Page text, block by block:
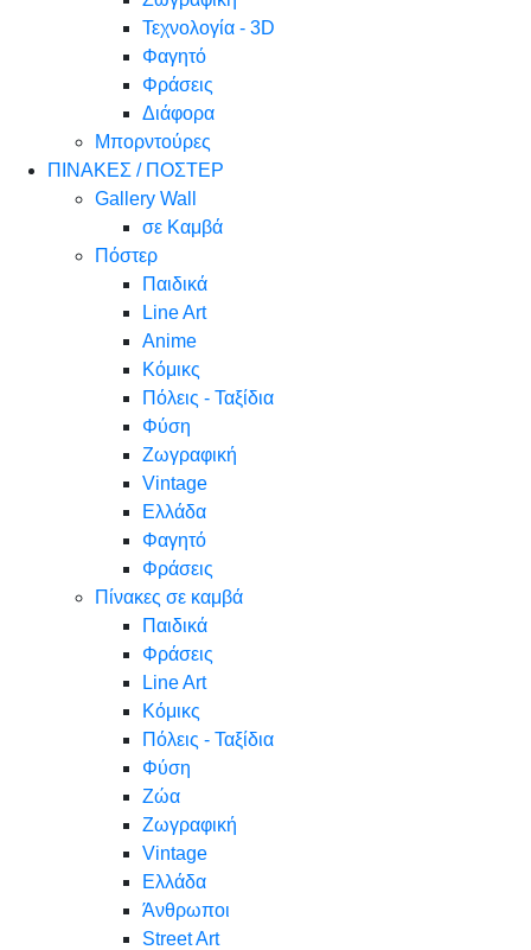
Τεχνολογία - 3D
Φαγητό
Φράσεις
Διάφορα
Μπορντούρες
ΠΙΝΑΚΕΣ / ΠΟΣΤΕΡ
Gallery Wall
σε Καμβά
Πόστερ
Παιδικά
Line Art
Anime
Κόμικς
Πόλεις - Ταξίδια
Φύση
Ζωγραφική
Vintage
Ελλάδα
Φαγητό
Φράσεις
Πίνακες σε καμβά
Παιδικά
Φράσεις
Line Art
Κόμικς
Πόλεις - Ταξίδια
Φύση
Ζώα
Ζωγραφική
Vintage
Ελλάδα
Άνθρωποι
Street Art